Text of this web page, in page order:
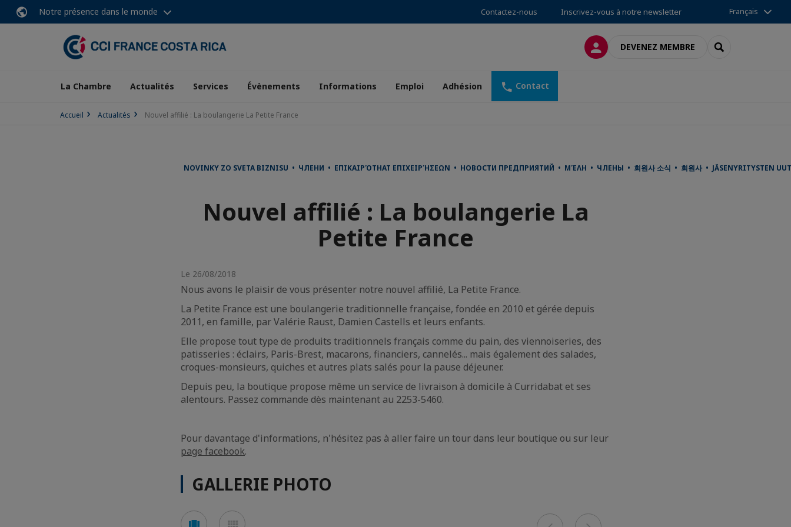
Notre présence dans le monde Contactez-nous Inscrivez-vous à notre newsletter Français
CONNEXIONDEVENEZ MEMBRE RECHERCHER
La Chambre Actualités Services Évènements Informations Emploi Adhésion Contact
Accueil Actualités Nouvel affilié : La boulangerie La Petite France
NOVINKY ZO SVETA BIZNISU • ЧЛЕНИ • ΕΠΙΚΑΙΡΌΤΗΑΤ ΕΠΙΧΕΙΡΉΣΕΩΝ • НОВОСТИ ПРЕДПРИЯТИЙ • ΜΈΛΗ • ЧЛЕНЫ • 회원사 소식 • 회원사 • JÄSENYRITYSTEN UUTISIA •
Nouvel affilié : La boulangerie La
Petite France
Le 26/08/2018
Nous avons le plaisir de vous présenter notre nouvel affilié, La Petite France.
La Petite France est une boulangerie traditionnelle française, fondée en 2010 et gérée depuis
2011, en famille, par Valérie Raust, Damien Castells et leurs enfants.
Elle propose tout type de produits traditionnels français comme du pain, des viennoiseries, des
patisseries : éclairs, Paris-Brest, macarons, financiers, cannelés... mais également des salades,
croques-monsieurs, quiches et autres plats salés pour la pause déjeuner.
Depuis peu, la boutique propose même un service de livraison à domicile à Curridabat et ses
alentours. Passez commande dès maintenant au 2253-5460.
Pour davantage d'informations, n'hésitez pas à aller faire un tour dans leur boutique ou sur leur
page facebook.
GALLERIE PHOTO
Voir
Previous